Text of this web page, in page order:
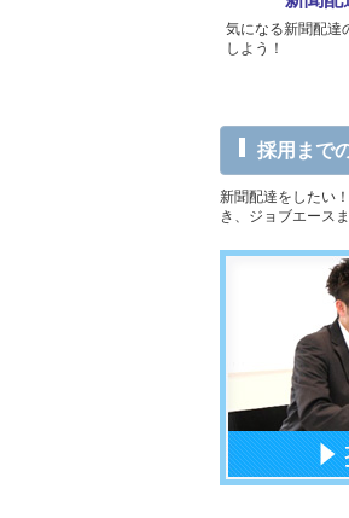
気になる新聞配達
しよう！
採用まで
新聞配達をしたい
き、ジョブエース